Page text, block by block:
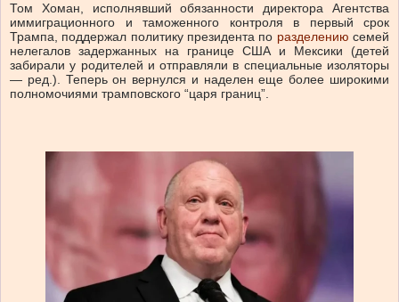
Том Хоман, исполнявший обязанности директора Агентства
иммиграционного и таможенного контроля в первый срок
Трампа, поддержал политику президента по разделению семей
нелегалов задержанных на границе США и Мексики (детей
забирали у родителей и отправляли в специальные изоляторы
— ред.). Теперь он вернулся и наделен еще более широкими
полномочиями трамповского “царя границ”.